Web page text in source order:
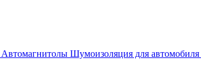
Автомагнитолы Шумоизоляция для автомобиля